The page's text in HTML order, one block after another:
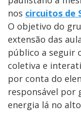
nos circuitos de
O objetivo do
extensão das
público a seguir
coletiva e
por conta do
responsável por
energia lá no